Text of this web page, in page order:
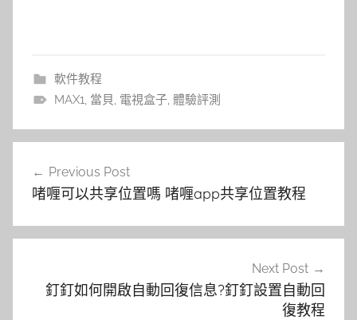
軟件教程
MAX1, 當貝, 電視盒子, 體驗評測
覽
Previous Post
啫喱可以共享位置嗎 啫喱app共享位置教程
Next Post
釘釘如何開啟自動回復信息?釘釘設置自動回
復教程